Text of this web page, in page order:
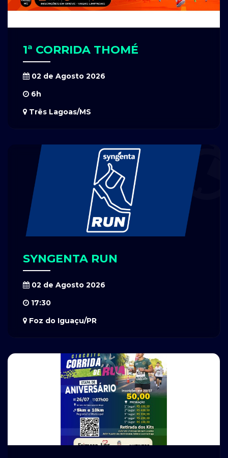
1ª CORRIDA THOMÉ
02 de Agosto 2026
6h
Três Lagoas/MS
SYNGENTA RUN
02 de Agosto 2026
17:30
Foz do Iguaçu/PR